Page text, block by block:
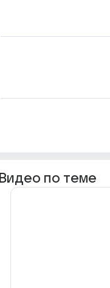
Видео по теме